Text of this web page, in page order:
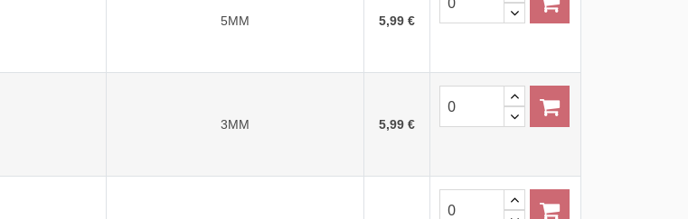
5MM 5,99 €
3MM 5,99 €